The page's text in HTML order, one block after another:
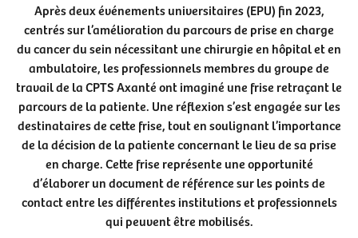
Après deux événements universitaires (EPU) fin 2023,
centrés sur l’amélioration du parcours de prise en charge
du cancer du sein nécessitant une chirurgie en hôpital et en
ambulatoire, les professionnels membres du groupe de
travail de la CPTS Axanté ont imaginé une frise retraçant le
parcours de la patiente. Une réflexion s’est engagée sur les
destinataires de cette frise, tout en soulignant l’importance
de la décision de la patiente concernant le lieu de sa prise
en charge. Cette frise représente une opportunité
d’élaborer un document de référence sur les points de
contact entre les différentes institutions et professionnels
qui peuvent être mobilisés.